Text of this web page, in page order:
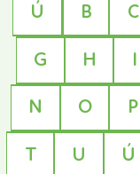
Ú B C
G H I
N O P
T U Ú